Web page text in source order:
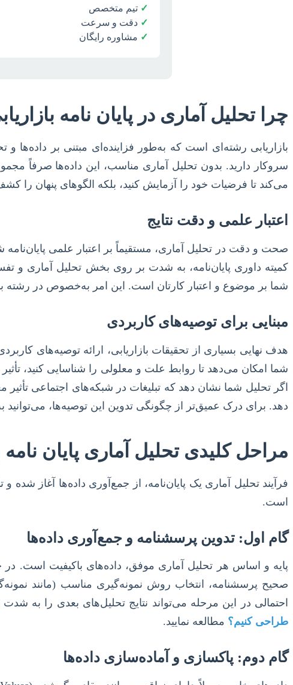
✓ تیم متخصص
✓ دقت و سرعت
✓ مشاوره رایگان
چرا تحلیل آماری در پایان نامه
بازاریابی رشته‌ای است که به‌طور فزاینده‌ای مبتنی بر داده‌ها و
سروکار دارید. بدون تحلیل آماری مناسب، این داده‌ها صرفاً
می‌کند تا فرضیات خود را آزمایش کنید، بلکه الگوهای پنهان را
اعتبار علمی و دقت نتایج
صحت و دقت در تحلیل آماری، مستقیماً بر اعتبار علمی
کمیته داوری پایان‌نامه، به شدت بر روی بخش تحلیل آماری و
شما بر موضوع و اعتبار کارتان است. این امر به‌خصوص در رشته
مبنایی برای توصیه‌های کاربردی
هدف نهایی بسیاری از تحقیقات بازاریابی، ارائه توصیه‌های
شما امکان می‌دهد تا روابط علت و معلولی را شناسایی کنید،
اگر تحلیل شما نشان دهد که تبلیغات در شبکه‌های اجتماعی
دهد. برای درک عمیق‌تر از چگونگی تدوین این توصیه‌ها، می‌توانید
مراحل کلیدی تحلیل آماری پایان نامه
فرآیند تحلیل آماری یک پایان‌نامه، از جمع‌آوری داده‌ها آغاز
است.
گام اول: تدوین پرسشنامه و جمع‌آوری داده‌ها
پایه و اساس هر تحلیل آماری موفق، داده‌های باکیفیت است. در
صحیح پرسشنامه، انتخاب روش نمونه‌گیری مناسب (مانند
احتمالی در این مرحله می‌تواند نتایج تحلیل‌های بعدی را به
طراحی کنیم؟ مطالعه نمایید.
گام دوم: پاکسازی و آماده‌سازی داده‌ها